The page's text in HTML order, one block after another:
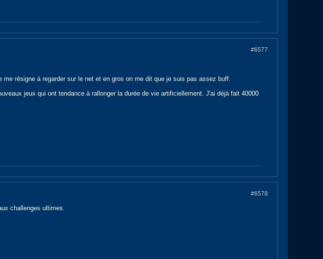
#6577
résigne à regarder sur le net et en gros on me dit que je suis pas assez buff.
jeux qui ont tendance à rallonger la durée de vie artificiellement. J'ai déjà fait 40000
#6578
challenges ultimes.